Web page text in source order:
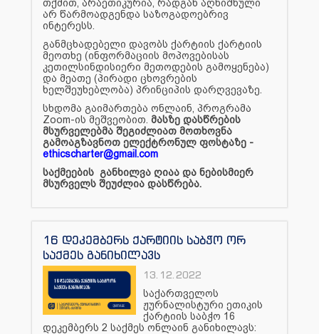
თქმით, არაეთიკურია, რადგან აღნიშნული
არ წარმოადგენდა საზოგადოებრივ
ინტერესს.
განმცხადებელი დავობს ქარტიის ქარტიის
მეოთხე (ინფორმაციის მოპოვებისას
კეთილსინდისიერი მეთოდების გამოყენება)
და მეათე (პირადი ცხოვრების
ხელშეუხებლობა) პრინციპის დარღვევაზე.
სხდომა გაიმართება ონლაინ, პროგრამა
Zoom-ის მეშვეობით. მასზე დასწრების
მსურველებმა შეგიძლიათ მოთხოვნა
გამოაგზავნოთ ელექტრონულ ფოსტაზე -
ethicscharter@gmail.com
საქმეების განხილვა ღიაა და ნებისმიერ
მსურველს შეუძლია დასწრება.
16 დეკემბერს ქარტიის საბჭო ორ
საქმეს განიხილავს
13.12.2022
საქართველოს
ჟურნალისტური ეთიკის
ქარტიის საბჭო 16
დეკემბერს 2 საქმეს ონლაინ განიხილავს: